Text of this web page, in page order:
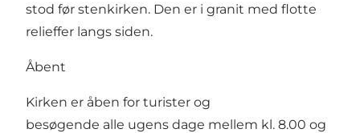
stod før stenkirken. Den er i granit med flotte
relieffer langs siden.
Åbent
Kirken er åben for turister og
besøgende alle ugens dage mellem kl. 8.00 og